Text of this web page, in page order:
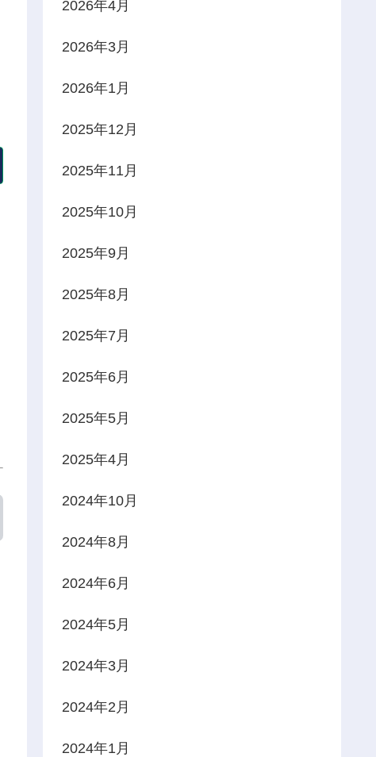
2026年4月
2026年3月
2026年1月
2025年12月
2025年11月
2025年10月
2025年9月
2025年8月
2025年7月
2025年6月
2025年5月
2025年4月
2024年10月
2024年8月
2024年6月
2024年5月
2024年3月
2024年2月
2024年1月